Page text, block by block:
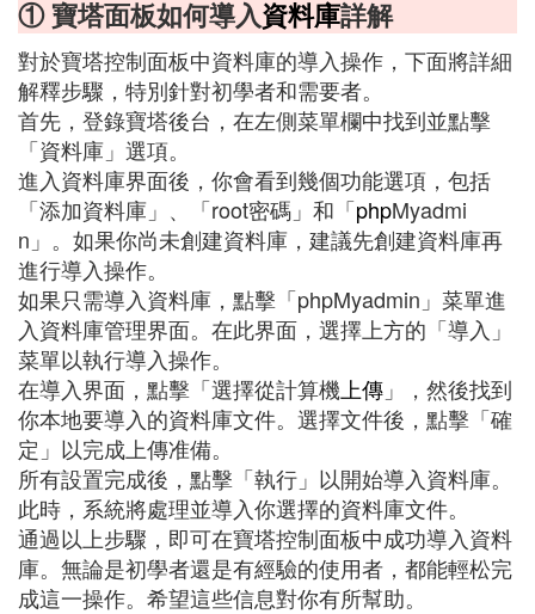
① 寶塔面板如何導入資料庫詳解
對於寶塔控制面板中資料庫的導入操作，下面將詳細
解釋步驟，特別針對初學者和需要者。
首先，登錄寶塔後台，在左側菜單欄中找到並點擊
「資料庫」選項。
進入資料庫界面後，你會看到幾個功能選項，包括
「添加資料庫」、「root密碼」和「phpMyadmi
n」。如果你尚未創建資料庫，建議先創建資料庫再
進行導入操作。
如果只需導入資料庫，點擊「phpMyadmin」菜單進
入資料庫管理界面。在此界面，選擇上方的「導入」
菜單以執行導入操作。
在導入界面，點擊「選擇從計算機 上傳 」，然後找到
你本地要導入的資料庫文件。選擇文件後，點擊「確
定」以完成上傳准備。
所有設置完成後，點擊「執行」以開始導入資料庫。
此時，系統將處理並導入你選擇的資料庫文件。
通過以上步驟，即可在寶塔控制面板中成功導入資料
庫。無論是初學者還是有經驗的使用者，都能輕松完
成這一操作。希望這些信息對你有所幫助。